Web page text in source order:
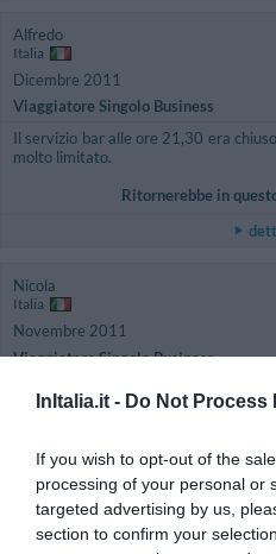
InItalia.it - Do Not Process
If you wish to opt-out of the
processing of your personal or
targeted advertising by us,
section to confirm your
Alfredo
Italia
Dicembre 2011
Viaggiatore Singolo Business
Il servizio bar alle ore 21,30 era
molto limitato.
Ritornerebbe in
Nicola
Italia
Novembre 2011
Viaggiatore Singolo Business
Ottimo hotel, soprattutto per viaggi di
Anonimo
Settembre 2011